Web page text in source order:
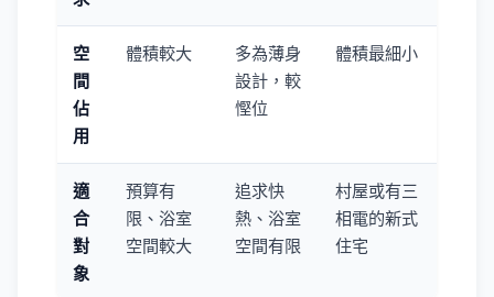
空
間
佔
用
體積較大
多為薄身
設計，較
慳位
體積最細小
適
合
對
象
預算有
限、浴室
空間較大
追求快
熱、浴室
空間有限
村屋或有三
相電的新式
住宅